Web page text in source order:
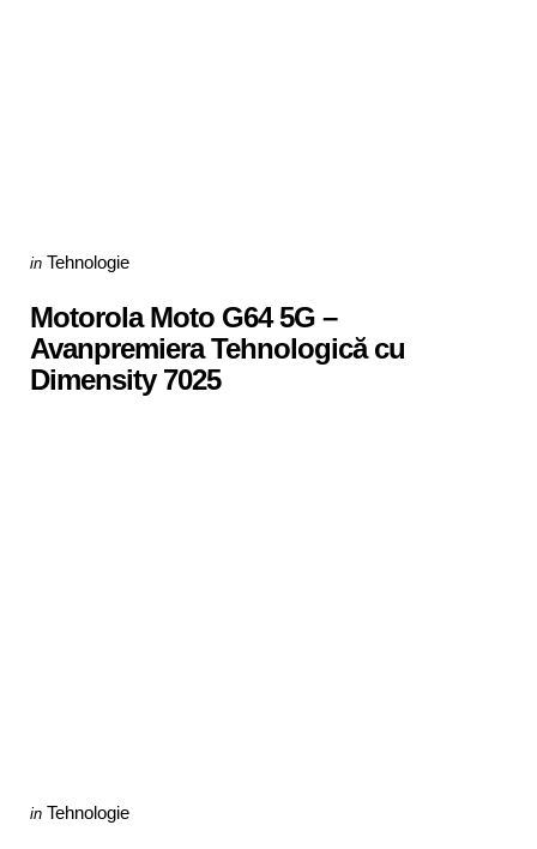
Categories
Posted
in Tehnologie
Motorola Moto G64 5G –
Avanpremiera Tehnologică cu
Dimensity 7025
Categories
Posted
in Tehnologie